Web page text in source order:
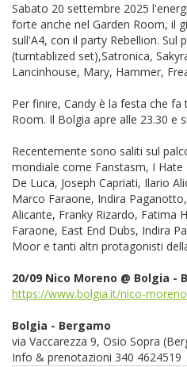
Sabato 20 settembre 2025
forte anche nel Garden Room, il
sull'A4, con il party Rebellion. Sul
(turntablized set),Satronica,
Lancinhouse, Mary, Hammer,
Per finire, Candy è la festa che
Room. Il Bolgia apre alle 23.30 e
Recentemente sono saliti sul
mondiale come Fanstasm, I
De Luca, Joseph Capriati, Ilario
Marco Faraone, Indira
Alicante, Franky Rizardo, Fatima
Faraone, East End Dubs, Indira
Moor e tanti altri protagonisti
20/09 Nico Moreno @ Bolgia -
https://www.bolgia.it/nico-
Bolgia - Bergamo
via Vaccarezza 9, Osio Sopra
Info & prenotazioni 340 4624519